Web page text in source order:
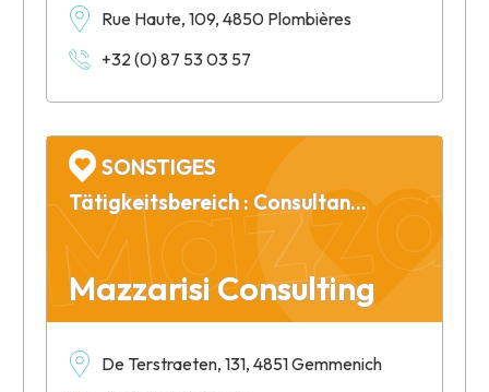
Rue Haute, 109, 4850 Plombières
+32 (0) 87 53 03 57
Mazzarisi Consulting
SONSTIGES
Tätigkeitsbereich : Consultante, analyses et conseils pour entreprises
De Terstraeten, 131, 4851 Gemmenich